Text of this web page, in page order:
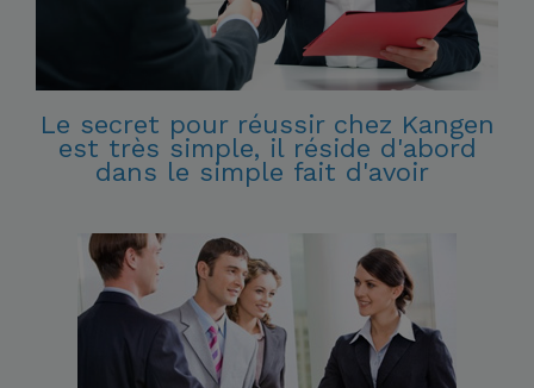
Le secret pour réussir chez Kangen
est très simple, il réside d'abord
dans le simple fait d'avoir